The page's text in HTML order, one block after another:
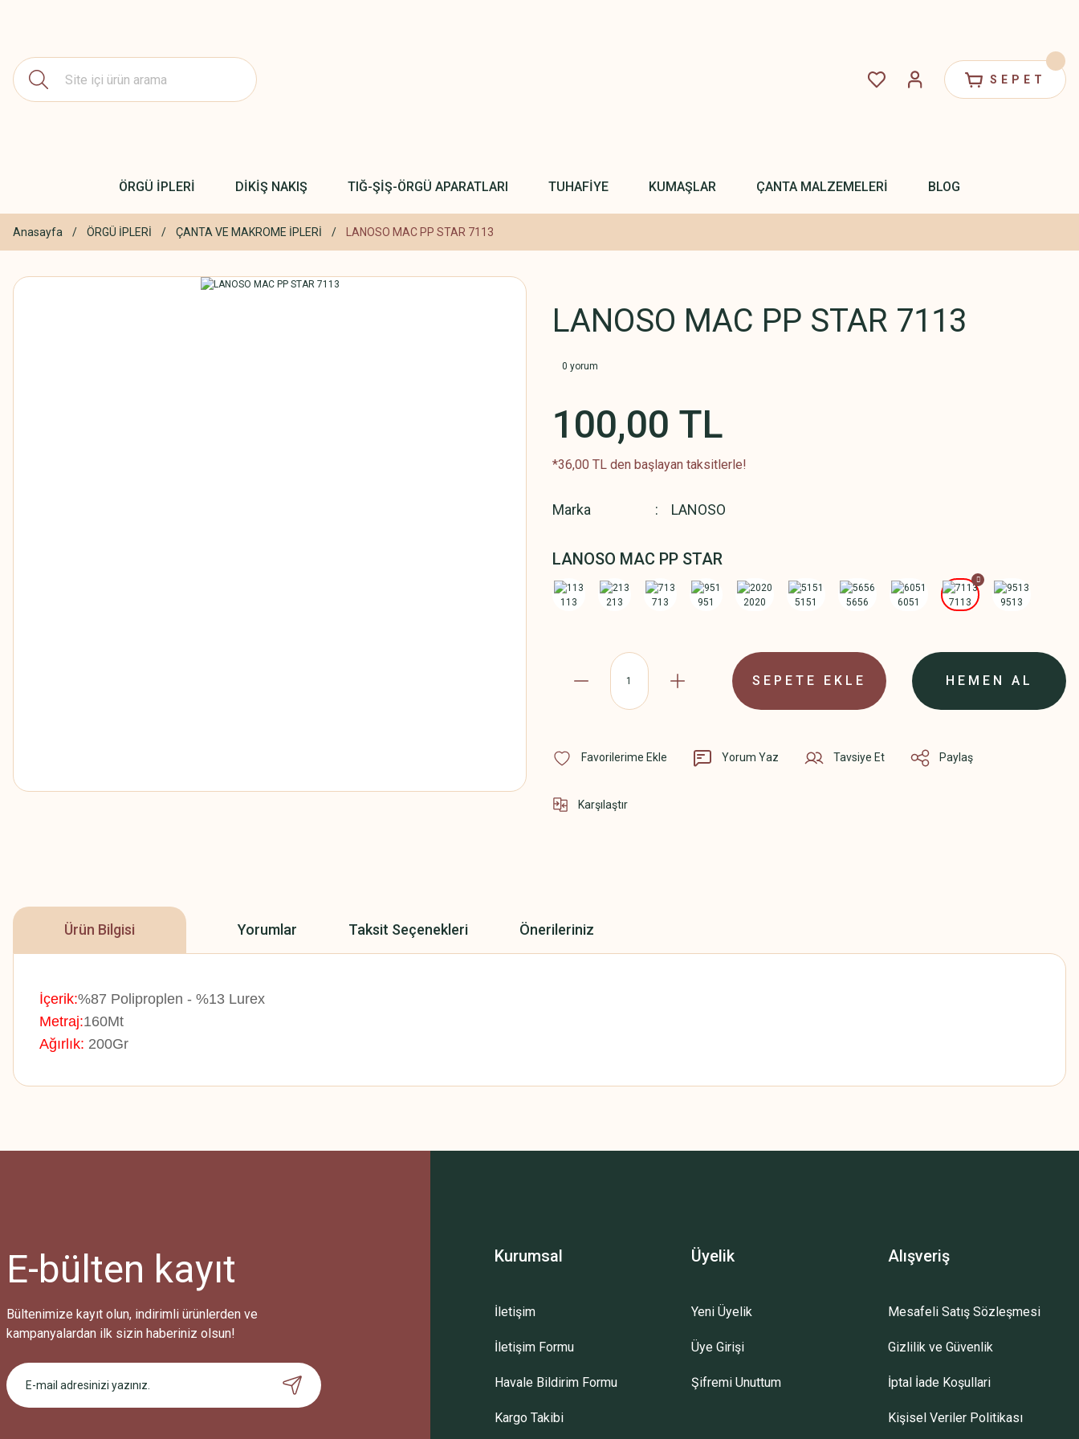
SEPET
ÖRGÜ İPLERİ DİKİŞ NAKIŞ TIĞ-ŞİŞ-ÖRGÜ APARATLARI TUHAFİYE KUMAŞLAR ÇANTA MALZEMELERİ BLOG
Anasayfa ÖRGÜ İPLERİ ÇANTA VE MAKROME İPLERİ LANOSO MAC PP STAR 7113
LANOSO MAC PP STAR 7113
0 yorum
100,00 TL
*36,00 TL den başlayan taksitlerle!
Marka LANOSO
LANOSO MAC PP STAR
SEPETE EKLE HEMEN AL
Yorum Yaz Tavsiye Et Paylaş
Karşılaştır
Ürün Bilgisi Yorumlar Taksit Seçenekleri Önerileriniz
İçerik:%87 Poliproplen - %13 Lurex
Metraj:160Mt
Ağırlık: 200Gr
Bu ürüne ilk yorumu siz yapın!
Bu ürüne benzer farklı alternatifler olmalı.
Gönder
E-bülten kayıt
Bültenimize kayıt olun, indirimli ürünlerden ve
kampanyalardan ilk sizin haberiniz olsun!
Kurumsal
İletişim
İletişim Formu
Havale Bildirim Formu
Kargo Takibi
Üyelik
Yeni Üyelik
Üye Girişi
Şifremi Unuttum
Alışveriş
Mesafeli Satış Sözleşmesi
Gizlilik ve Güvenlik
İptal İade Koşullari
Kişisel Veriler Politikası